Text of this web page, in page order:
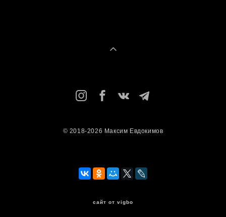
© 2018-2026 Максим Евдокимов
сайт от vigbo